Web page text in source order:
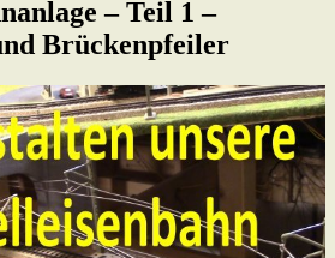
– Teil 1 –
Brückenpfeiler